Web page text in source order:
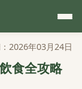
2026年03月24日
食全攻略